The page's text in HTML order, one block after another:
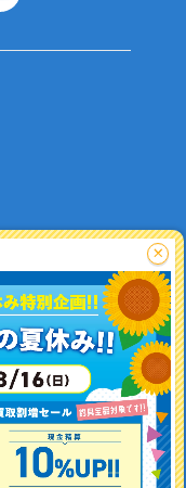
釣り情報を
投稿する
×